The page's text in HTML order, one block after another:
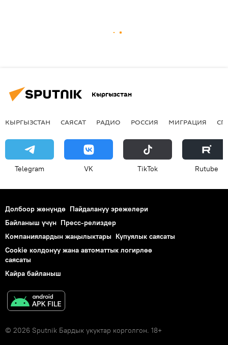
Кыргызстан
КЫРГЫЗСТАН САЯСАТ РАДИО РОССИЯ МИГРАЦИЯ
Telegram VK ТikТоk Rutube
Долбоор жөнүндө Пайдалануу эрежелери
Байланыш үчүн Пресс-релиздер
Компаниялардын жаңылыктары Купуялык саясаты
Cookie колдонуу жана автоматтык логирлөө
саясаты
Кайра байланыш
© 2026 Sputnik Бардык укуктар корголгон. 18+